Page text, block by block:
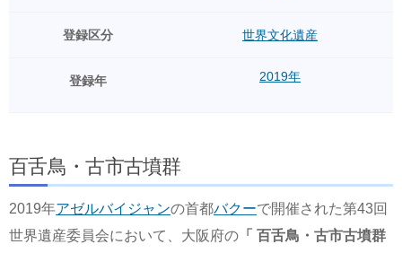
登録区分 世界文化遺産
登録年 2019年
百舌鳥・古市古墳群
2019年アゼルバイジャンの首都バクーで開催された第43回
世界遺産委員会において、大阪府の 「 百舌鳥・古市古墳群